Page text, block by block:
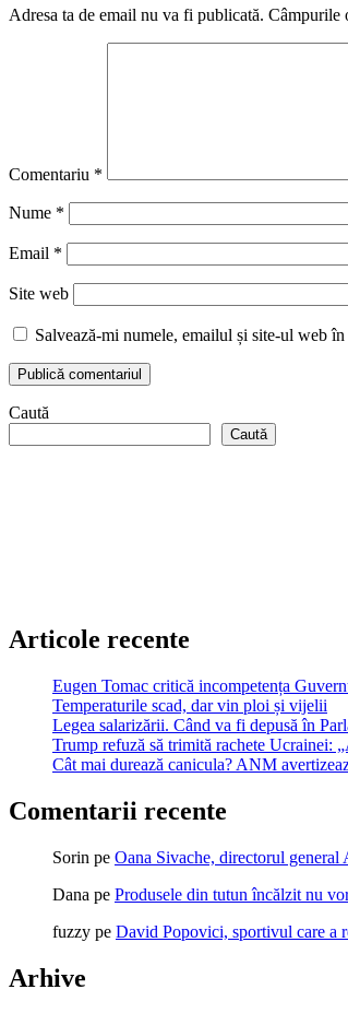
Adresa ta de email nu va fi publicată. Câmpurile
Comentariu *
Nume *
Email *
Site web
Salvează-mi numele, emailul și site-ul web
Caută
Caută
Articole recente
Eugen Tomac critică incompetența
Temperaturile scad, dar vin ploi și vijelii
Legea salarizării. Când va fi depusă în
Trump refuză să trimită rachete Ucrainei:
Cât mai durează canicula? ANM
Comentarii recente
Sorin pe Oana Sivache, directorul
Dana pe Produsele din tutun încălzit nu
fuzzy pe David Popovici, sportivul care a
Arhive